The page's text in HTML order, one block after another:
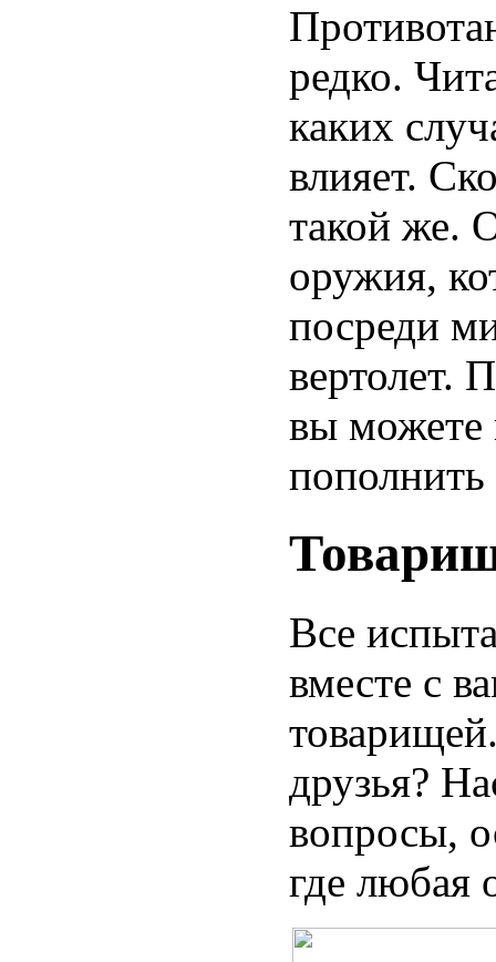
редко.
каких
влияет.
такой же.
оружия,
посреди
вертолет.
вы можете
пополнить
Все
вместе с
друзья?
вопросы,
где любая